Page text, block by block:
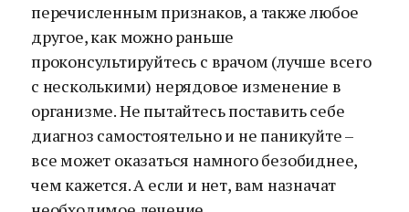
перечисленным признаков, а также любое
другое, как можно раньше
проконсультируйтесь с врачом (лучше всего
с несколькими) нерядовое изменение в
организме. Не пытайтесь поставить себе
диагноз самостоятельно и не паникуйте –
все может оказаться намного безобиднее,
чем кажется. А если и нет, вам назначат